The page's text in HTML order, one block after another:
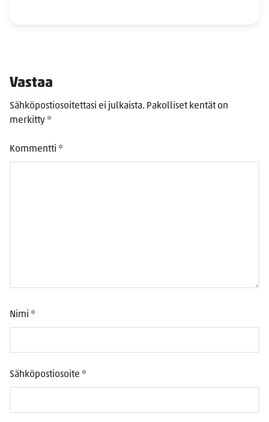
Vastaa
Sähköpostiosoitettasi ei julkaista. Pakolliset kentät on
merkitty *
Kommentti *
Nimi *
Sähköpostiosoite *